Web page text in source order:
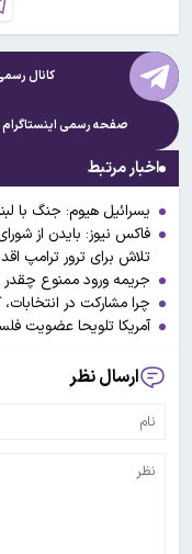
کانال
صفحه رسمی اینستاگرام
اخبار مرتبط
یسرائیل هیوم: جنگ با
فاکس نیوز: بایدن از
تلاش برای ترور ترامپ
جریمه ورود ممنوع
چرا مشارکت در
آمریکا تلویحا عضویت
ارسال نظر